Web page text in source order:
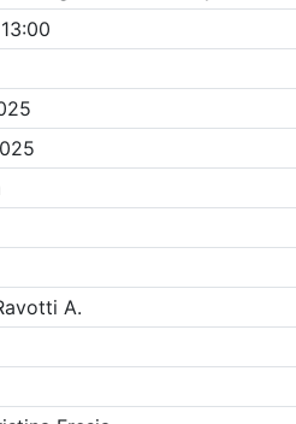
la sezione dei filtri ricerca
6/8/2026
1
per i parametri inseriti